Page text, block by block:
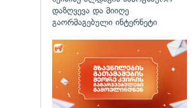
დაზღვევა და მიიღე
გაორმაგებული ინტერნეტი